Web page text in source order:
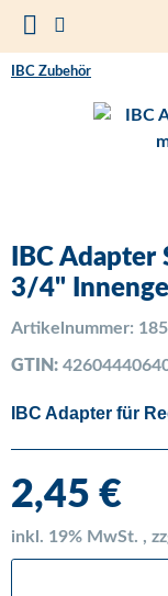
IBC Zubehör
IBC
3/4"
Artikelnummer:
GTIN:
IBC Adapter für
2,45 €
inkl. 19% MwSt. ,